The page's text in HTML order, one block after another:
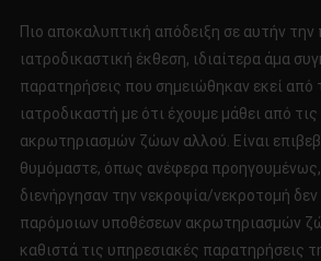
Πιο αποκαλυπτική απόδειξη σε αυτήν την
ιατροδικαστική έκθεση, ιδιαίτερα άμα
παρατηρήσεις που σημειώθηκαν εκεί από
ιατροδικαστή με ότι έχουμε μάθει από
ακρωτηριασμών ζώων αλλού. Είναι
θυμόμαστε, όπως ανέφερα
διενήργησαν την νεκροψία/νεκροτομή
παρόμοιων υποθέσεων ακρωτηριασμών
καθιστά τις υπηρεσιακές παρατηρήσεις